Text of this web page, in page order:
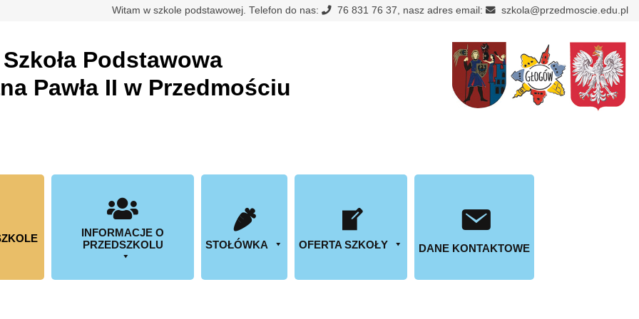
Witam w szkole podstawowej. Telefon do nas: 76 831 76 37, nasz adres email: szkola@przedmoscie.edu.pl
Szkoła Podstawowa
Pawła II w Przedmościu
INFORMACJE O
PRZEDSZKOLU
STOŁÓWKA OFERTA SZKOŁY DANE KONTAKTOWE